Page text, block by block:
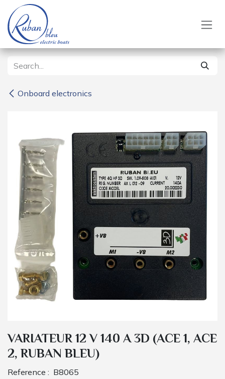
Skip to Content
Onboard electronics
VARIATEUR 12 V 140 A 3D (ACE 1, ACE
2, RUBAN BLEU)
Reference : B8065